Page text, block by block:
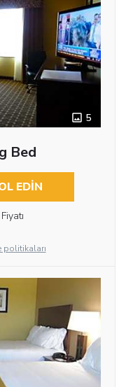
5
Bed
EDIN
politikaları